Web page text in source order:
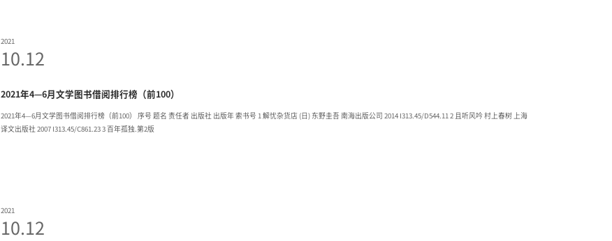
2021
10.12
2021年4—6月文学图书借阅排行榜（前100）
2021年4—6月文学图书借阅排行榜（前100） 序号 题名 责任者 出版社 出版年 索书号 1 解忧杂货店 (日) 东野圭吾 南海出版公司 2014 I313.45/D544.11 2 且听风吟 村上春树 上海
译文出版社 2007 I313.45/C861.23 3 百年孤独.第2版
2021
10.12